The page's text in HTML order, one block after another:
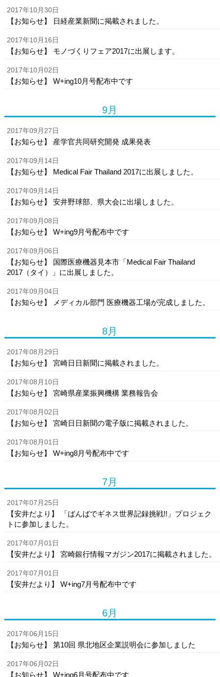
2017年10月30日
【お知らせ】 日経産業新聞に掲載されました。
2017年10月16日
【お知らせ】 モノづくりフェア2017に出展します。
2017年10月02日
【お知らせ】 W+ing10月号配布中です
9月
2017年09月27日
【お知らせ】 産学官共同研究開発 成果発表
2017年09月14日
【お知らせ】 Medical Fair Thailand 2017に出展しました。
2017年09月14日
【お知らせ】 安井野球部、県大会に出場しました。
2017年09月08日
【お知らせ】 W+ing9月号配布中です
2017年09月06日
【お知らせ】 国際医療機器見本市「Medical Fair Thailand
2017（タイ）」に出展しました。
2017年09月04日
【お知らせ】 メディカル部門 医療機器工場が完成しました。
8月
2017年08月29日
【お知らせ】 宮崎日日新聞に掲載されました。
2017年08月10日
【お知らせ】 宮崎県産業振興機構 業務報告会
2017年08月02日
【お知らせ】 宮崎日日新聞の電子版に掲載されました。
2017年08月01日
【お知らせ】 W+ing8月号配布中です
7月
2017年07月25日
【安井だより】 「ばんばでギネス世界記録挑戦!!」プロジェク
トに参加しました。
2017年07月01日
【安井だより】 宮崎銀行情報マガジン2017に掲載されました。
2017年07月01日
【安井だより】 W+ing7月号配布中です
6月
2017年06月15日
【お知らせ】 第10回 県北地区企業説明会に参加しました
2017年06月02日
【お知らせ】 W+ing6月号配布中です